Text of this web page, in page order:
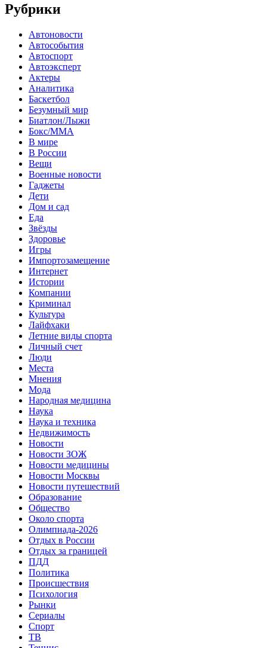
Рубрики
Автоновости
Автособытия
Автоспорт
Автоэксперт
Актеры
Аналитика
Баскетбол
Безумный мир
Биатлон/Лыжи
Бокс/MMA
В мире
В России
Вещи
Военные новости
Гаджеты
Дети
Дом и сад
Еда
Звёзды
Здоровье
Игры
Импортозамещение
Интернет
Истории
Компании
Криминал
Культура
Лайфхаки
Летние виды спорта
Личный счет
Люди
Места
Мнения
Мода
Народная медицина
Наука
Наука и техника
Недвижимость
Новости
Новости ЗОЖ
Новости медицины
Новости Москвы
Новости путешествий
Образование
Общество
Около спорта
Олимпиада-2026
Отдых в России
Отдых за границей
ПДД
Политика
Происшествия
Психология
Рынки
Сериалы
Спорт
ТВ